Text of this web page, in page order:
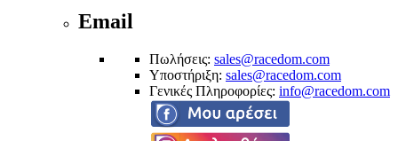
Email
Πωλήσεις: sales@racedom.com
Υποστήριξη: sales@racedom.com
Γενικές Πληροφορίες: info@racedom.com